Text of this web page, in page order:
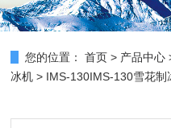
您的位置： 首页 > 产品中心
冰机 > IMS-130IMS-130雪花制